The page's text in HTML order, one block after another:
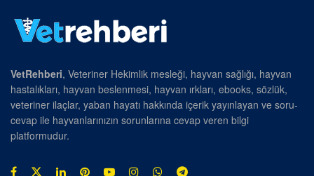
VetRehberi, Veteriner Hekimlik mesleği, hayvan sağlığı, hayvan
hastalıkları, hayvan beslenmesi, hayvan ırkları, ebooks, sözlük,
veteriner ilaçlar, yaban hayatı hakkında içerik yayınlayan ve soru-
cevap ile hayvanlarınızın sorunlarına cevap veren bilgi
platformudur.